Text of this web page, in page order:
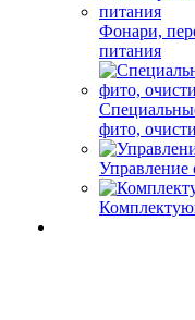
Фонари,
питания
фито,
Управление